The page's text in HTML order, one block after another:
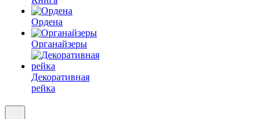
Ордена
Органайзеры
Декоративная
рейка